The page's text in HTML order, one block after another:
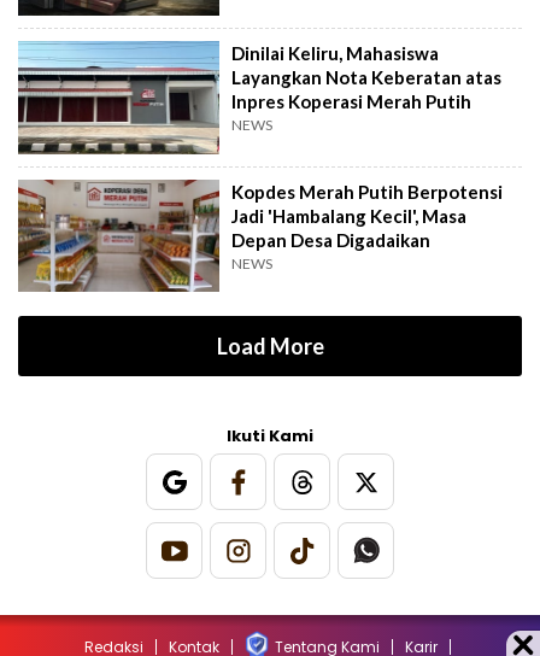
Dinilai Keliru, Mahasiswa
Layangkan Nota Keberatan atas
Inpres Koperasi Merah Putih
NEWS
Kopdes Merah Putih Berpotensi
Jadi 'Hambalang Kecil', Masa
Depan Desa Digadaikan
NEWS
Load More
Ikuti Kami
Redaksi Kontak Tentang Kami Karir